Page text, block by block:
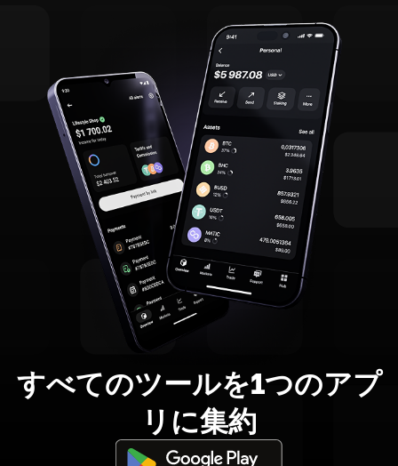
すべてのツールを1つのアプ
リに集約